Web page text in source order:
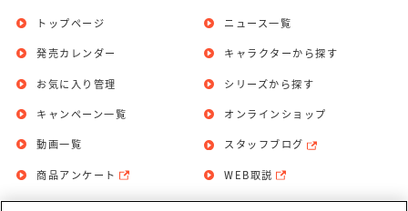
トップページ
発売カレンダー
お気に入り管理
ニュース一覧
キャラクターから探す
シリーズから探す
キャンペーン一覧
動画一覧
商品アンケート
オンラインショップ
スタッフブログ
WEB取説